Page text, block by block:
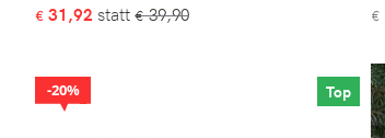
€ 31,92 €39,90 €
Top
20%